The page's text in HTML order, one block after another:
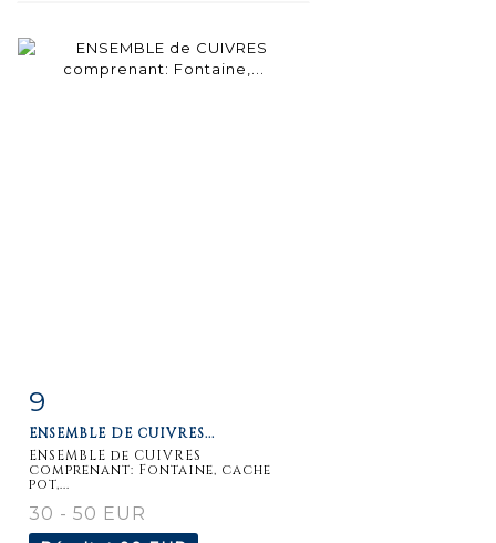
9
ENSEMBLE DE CUIVRES...
ENSEMBLE de CUIVRES
comprenant: Fontaine, cache
pot,...
30 - 50 EUR